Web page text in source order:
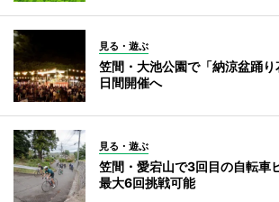
見る・遊ぶ
笠間・大池公園で「納涼盆踊
日間開催へ
見る・遊ぶ
笠間・愛宕山で3回目の自転車
最大6回挑戦可能